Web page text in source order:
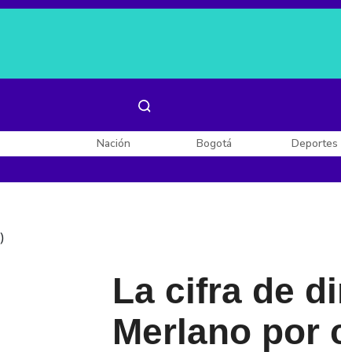
Nación Bogotá Deportes
)
La cifra de
Merlano por